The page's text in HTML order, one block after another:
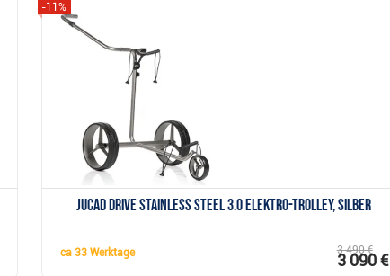
JuCad drive Stainless Steel 3.0 Elektro-Trolley, silber
-11%
ca33 Werktage 3 490 €
3 090 €